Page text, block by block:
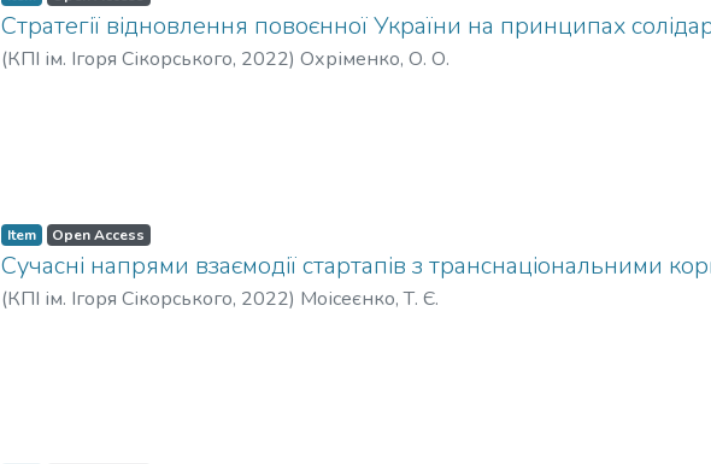
Стратегії відновлення повоєнної України на принципах
(КПІ ім. Ігоря Сікорського, 2022) Охріменко, О. О.
Item Open Access
Сучасні напрями взаємодії стартапів з транснаціональними
(КПІ ім. Ігоря Сікорського, 2022) Моісеєнко, Т. Є.